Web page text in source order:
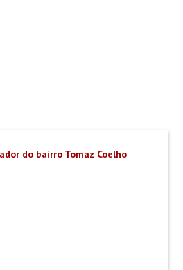
do bairro Tomaz Coelho